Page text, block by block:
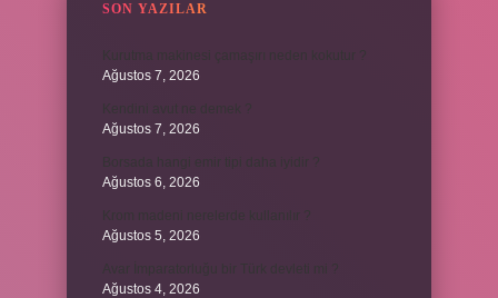
SON YAZILAR
Ağustos 7, 2026
Ağustos 7, 2026
Ağustos 6, 2026
Ağustos 5, 2026
Ağustos 4, 2026